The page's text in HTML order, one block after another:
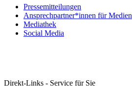
Pressemitteilungen
Ansprechpartner*innen für Medien
Mediathek
Social Media
Direkt-Links - Service für Sie